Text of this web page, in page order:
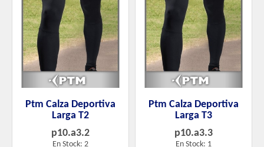
Ptm Calza Deportiva
Larga T2
p10.a3.2
En Stock: 2
Ptm Calza Deportiva
Larga T3
p10.a3.3
En Stock: 1